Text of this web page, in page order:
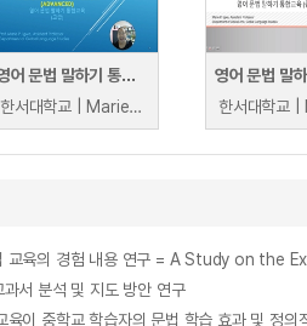
영어 문법 말하기 통합교육 (고급)
한서대학교 | Marie Charmaine P. Igwe, 한서대학교
법 교육의 경험 내용 연구 = A Study
서 분석 및 지도 방안 연구